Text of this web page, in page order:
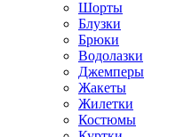
Шорты
Блузки
Брюки
Водолазки
Джемперы
Жакеты
Жилетки
Костюмы